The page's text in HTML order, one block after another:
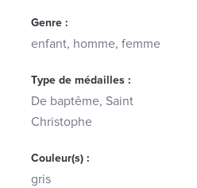
Genre :
enfant, homme, femme
Type de médailles :
De baptême, Saint
Christophe
Couleur(s) :
gris